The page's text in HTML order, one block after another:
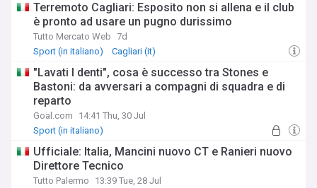
Terremoto Cagliari: Esposito non si allena e il club
è pronto ad usare un pugno durissimo
Tutto Mercato Web 7d
Sport (in italiano)
Cagliari (it)
"Lavati I denti", cosa è successo tra Stones e
Bastoni: da avversari a compagni di squadra e di
reparto
Goal.com
14:41 Thu, 30 Jul
Sport (in italiano)
Ufficiale: Italia, Mancini nuovo CT e Ranieri nuovo
Direttore Tecnico
Tutto Palermo
13:39 Tue, 28 Jul